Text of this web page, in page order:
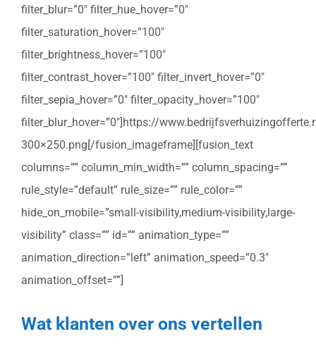
filter_blur=”0″ filter_hue_hover=”0″
filter_saturation_hover=”100″
filter_brightness_hover=”100″
filter_contrast_hover=”100″ filter_invert_hover=”0″
filter_sepia_hover=”0″ filter_opacity_hover=”100″
filter_blur_hover=”0″]https://
300×250.png[/fusion_imageframe][fusion_text
columns=”” column_min_width=”” column_spacing=””
rule_style=”default” rule_size=”” rule_color=””
hide_on_mobile=”small-visibility,medium-visibility,large-
visibility” class=”” id=”” animation_type=””
animation_direction=”left” animation_speed=”0.3″
animation_offset=””]
Wat klanten over ons vertellen